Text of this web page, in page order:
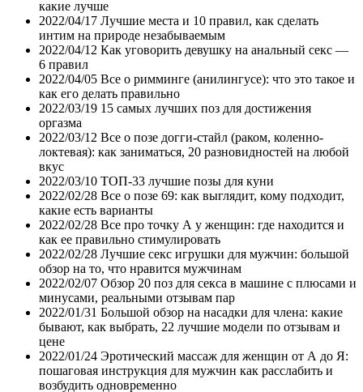
какие лучше
2022/04/17 Лучшие места и 10 правил, как сделать
интим на природе незабываемым
2022/04/12 Как уговорить девушку на анальный секс —
6 правил
2022/04/05 Все о римминге (анилингусе): что это такое и
как его делать правильно
2022/03/19 15 самых лучших поз для достижения
оргазма
2022/03/12 Все о позе догги-стайл (раком, коленно-
локтевая): как заниматься, 20 разновидностей на любой
вкус
2022/03/10 ТОП-33 лучшие позы для куни
2022/02/28 Все о позе 69: как выглядит, кому подходит,
какие есть варианты
2022/02/28 Все про точку А у женщин: где находится и
как ее правильно стимулировать
2022/02/28 Лучшие секс игрушки для мужчин: большой
обзор на то, что нравится мужчинам
2022/02/07 Обзор 20 поз для секса в машине с плюсами и
минусами, реальными отзывам пар
2022/01/31 Большой обзор на насадки для члена: какие
бывают, как выбрать, 22 лучшие модели по отзывам и
цене
2022/01/24 Эротический массаж для женщин от А до Я:
пошаговая инструкция для мужчин как расслабить и
возбудить одновременно